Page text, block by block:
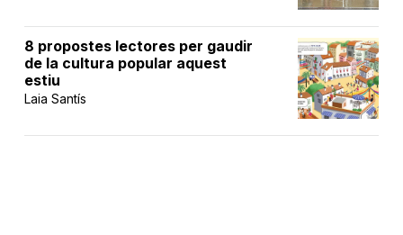
8 propostes lectores per gaudir
de la cultura popular aquest
estiu
Laia Santís